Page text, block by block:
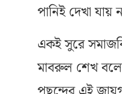
পানিই দেখা যায়
একই সুরে
মাবরুল শেখ